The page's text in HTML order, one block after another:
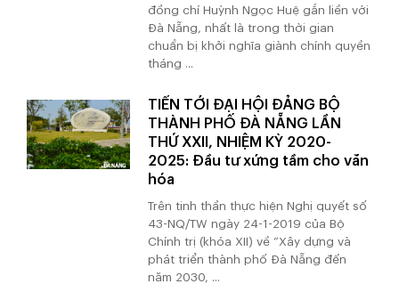
đồng chí Huỳnh Ngọc Huệ gắn liền với
Đà Nẵng, nhất là trong thời gian
chuẩn bị khởi nghĩa giành chính quyền
tháng ...
TIẾN TỚI ĐẠI HỘI ĐẢNG BỘ
THÀNH PHỐ ĐÀ NẴNG LẦN
THỨ XXII, NHIỆM KỲ 2020-
2025: Đầu tư xứng tầm cho văn
hóa
Trên tinh thần thực hiện Nghị quyết số
43-NQ/TW ngày 24-1-2019 của Bộ
Chính trị (khóa XII) về “Xây dựng và
phát triển thành phố Đà Nẵng đến
năm 2030, ...